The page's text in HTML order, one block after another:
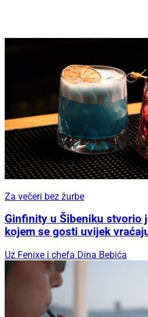
Za večeri bez žurbe
Ginfinity u Šibeniku stvorio
kojem se gosti uvijek
Uz Fenixe i chefa Dina Bebića